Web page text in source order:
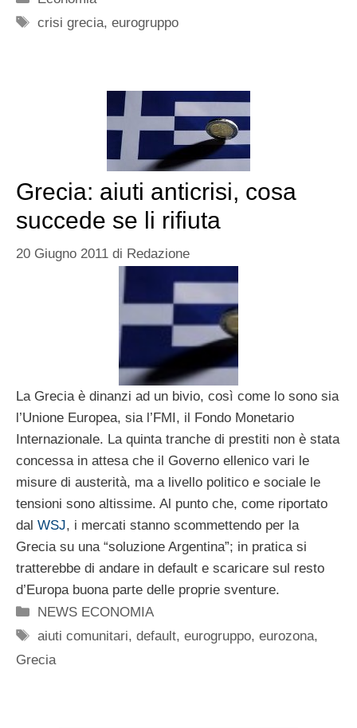
Tag
crisi grecia,eurogruppo
Grecia: aiuti anticrisi, cosa
succede se li rifiuta
20 Giugno 2011 di Redazione
La Grecia è dinanzi ad un bivio, così come lo sono sia
l’Unione Europea, sia l’FMI, il Fondo Monetario
Internazionale. La quinta tranche di prestiti non è stata
concessa in attesa che il Governo ellenico vari le
misure di austerità, ma a livello politico e sociale le
tensioni sono altissime. Al punto che, come riportato
dal WSJ, i mercati stanno scommettendo per la
Grecia su una “soluzione Argentina”; in pratica si
tratterebbe di andare in default e scaricare sul resto
d’Europa buona parte delle proprie sventure.
Categorie
NEWS ECONOMIA
Tag
aiuti comunitari,default,eurogruppo,eurozona,
Grecia